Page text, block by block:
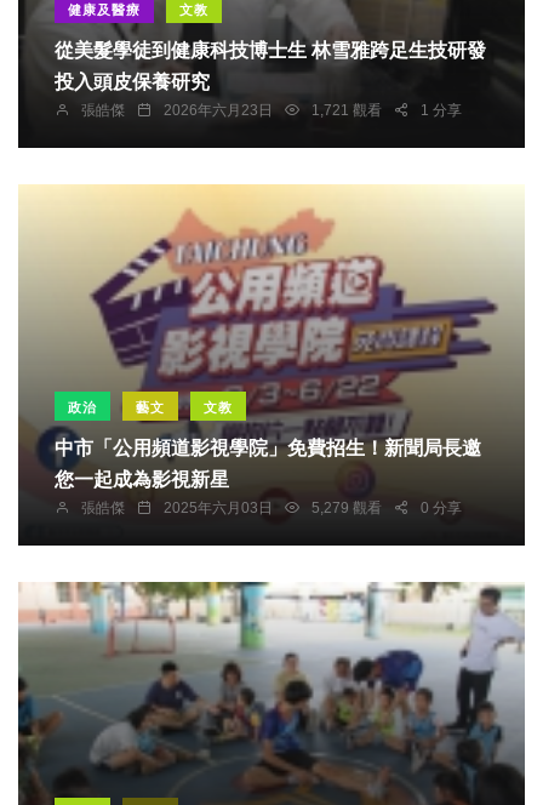
健康及醫療 文教
從美髮學徒到健康科技博士生 林雪雅跨足生技研發
投入頭皮保養研究
張皓傑 2026年六月23日 1,721 觀看 1 分享
政治 藝文 文教
中市「公用頻道影視學院」免費招生！新聞局長邀
您一起成為影視新星
張皓傑 2025年六月03日 5,279 觀看 0 分享